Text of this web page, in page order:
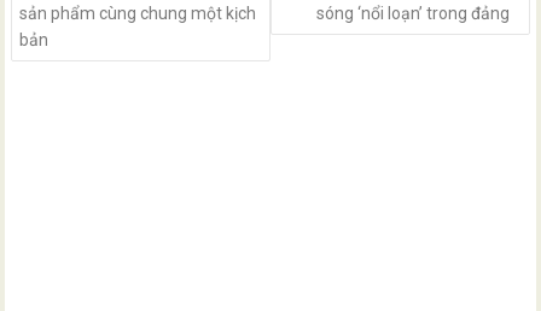
sản phẩm cùng chung một kịch
bản
sóng ‘nổi loạn’ trong đảng